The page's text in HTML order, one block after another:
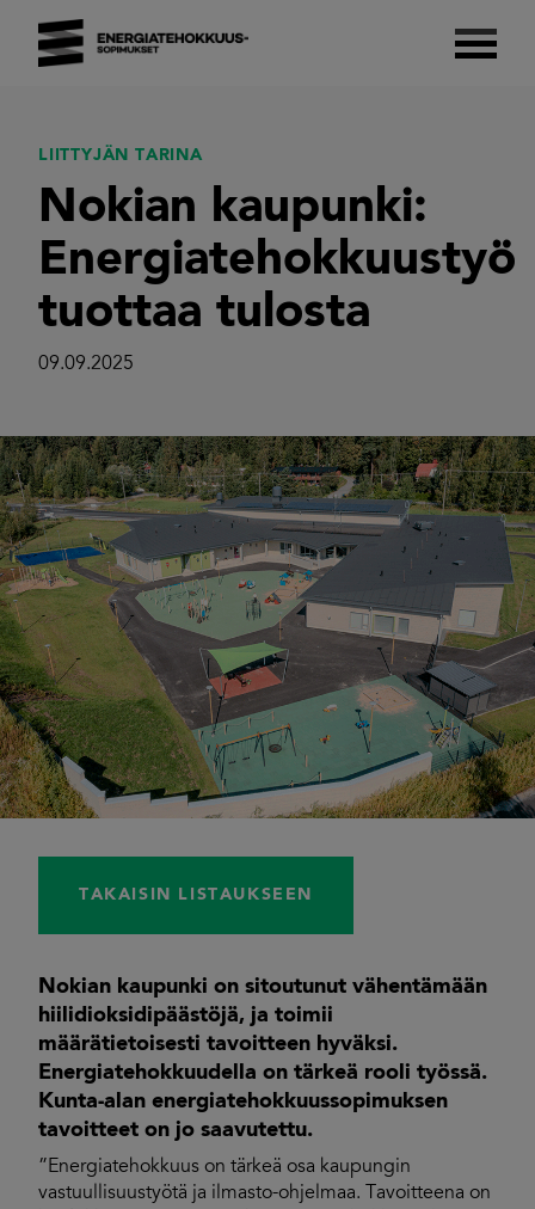
content
LIITTYJÄN TARINA
Nokian kaupunki:
Energiatehokkuustyö
tuottaa tulosta
09.09.2025
TAKAISIN LISTAUKSEEN
Nokian kaupunki on sitoutunut vähentämään
hiilidioksidipäästöjä, ja toimii
määrätietoisesti tavoitteen hyväksi.
Energiatehokkuudella on tärkeä rooli työssä.
Kunta-alan energiatehokkuussopimuksen
tavoitteet on jo saavutettu.
”Energiatehokkuus on tärkeä osa kaupungin
vastuullisuustyötä ja ilmasto-ohjelmaa. Tavoitteena on